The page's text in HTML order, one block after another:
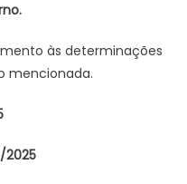
às determinações
mencionada.
2025